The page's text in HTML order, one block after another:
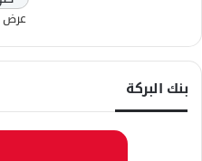
عرض
بنك البركة